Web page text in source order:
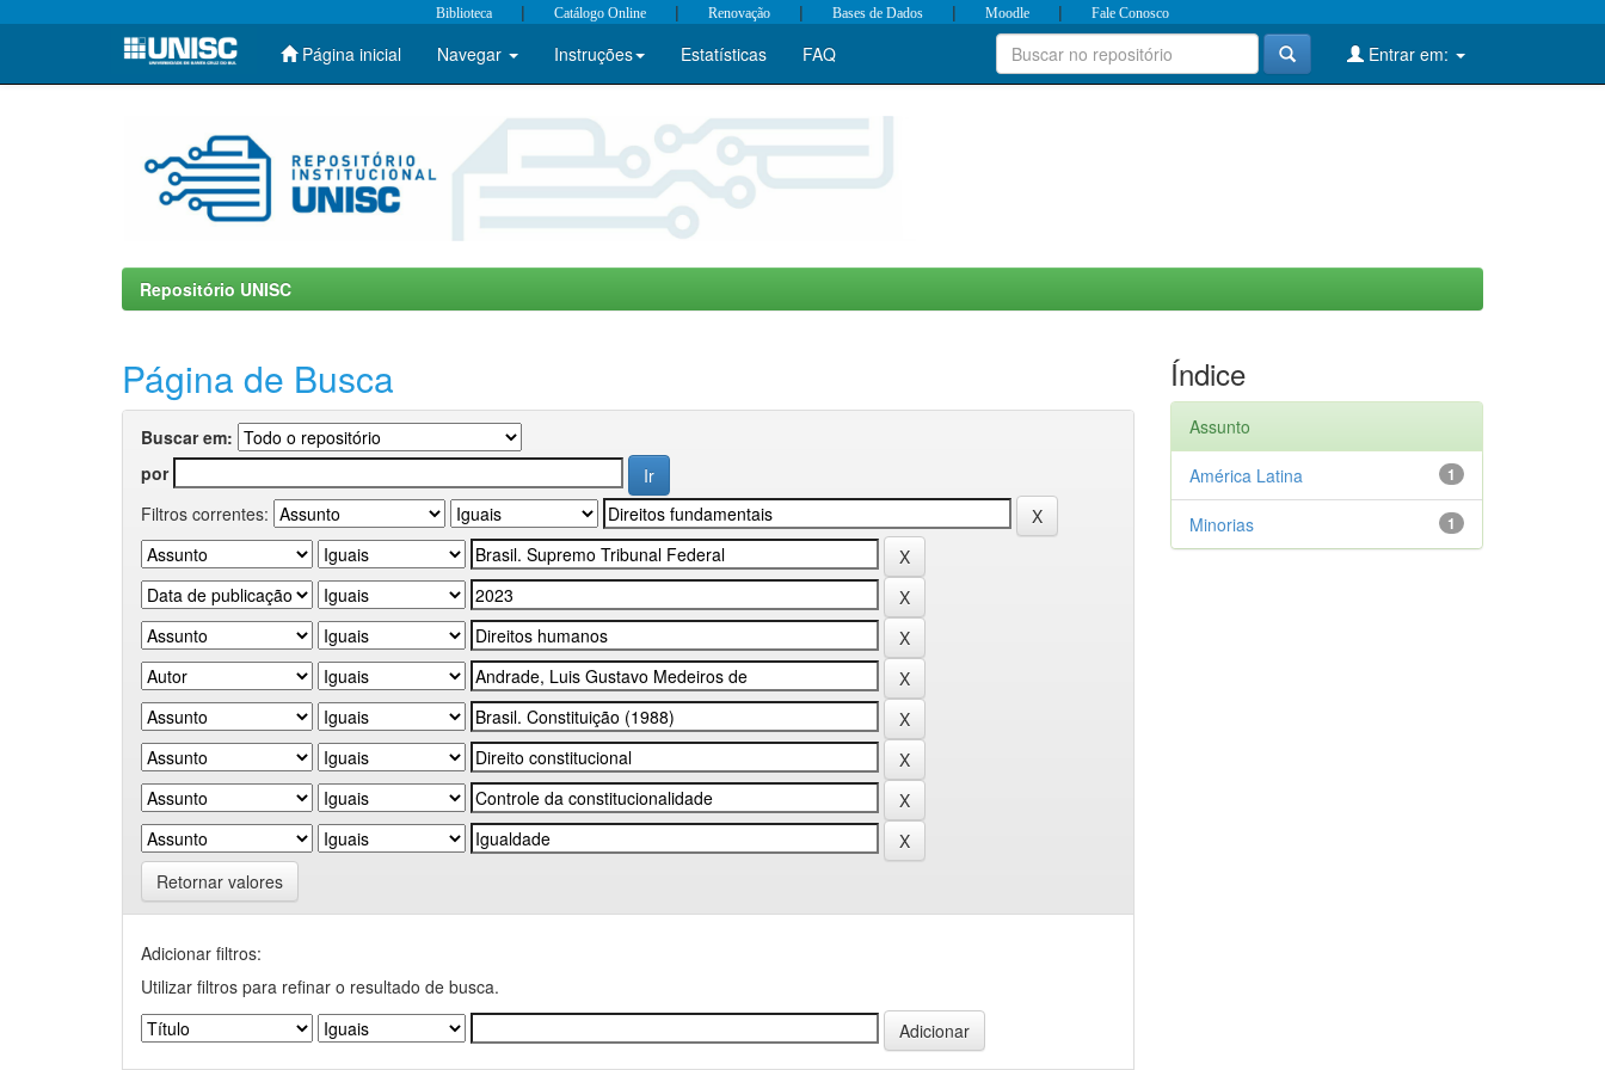
Skip
Biblioteca | Catálogo Online | Renovação | Bases de Dados | Moodle | Fale Conosco
Página inicial Navegar Instruções Estatísticas FAQ Entrar em:
Repositório UNISC
Página de Busca
Buscar em:
por
Filtros correntes:
Retornar valores
Adicionar filtros:
Utilizar filtros para refinar o resultado de busca.
Índice
Assunto
1
América Latina
1
Minorias